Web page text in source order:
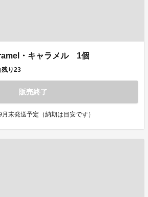
・キャラメル 1個
残り23
販売終了
末発送予定（納期は目安です）